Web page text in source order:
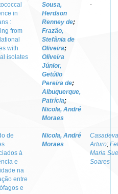
in
:
from
with
isolates
Sousa,
Herdson
Renney de;
Frazão,
Stefânia de
Oliveira;
Oliveira
Júnior,
Getúlio
Pereira de;
Albuquerque,
Patrícia;
Nicola, André
Moraes
-
de
à
e
na
entre
e
Nicola, André
Moraes
Arturo;
Maria
Soares